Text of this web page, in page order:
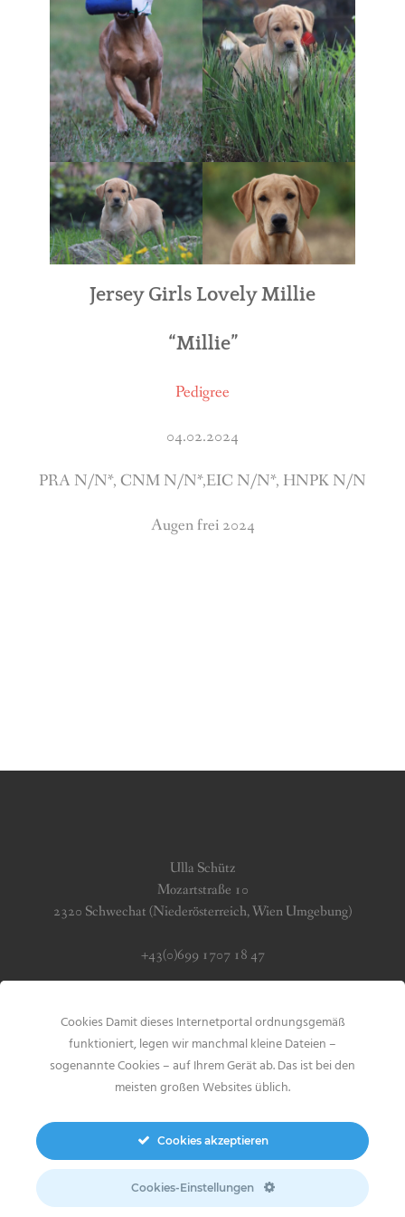
BREEDING
CONTACT
Jersey Girls Lovely Millie
“Millie”
Pedigree
04.02.2024
PRA N/N*, CNM N/N*,EIC N/N*, HNPK N/N
Augen frei 2024
Ulla Schütz
Mozartstraße 10
2320 Schwechat (Niederösterreich, Wien Umgebung)
+43(0)699 1707 18 47
Impressum & Datenschutz
Search
for:
Cookies Damit dieses Internetportal ordnungsgemäß
funktioniert, legen wir manchmal kleine Dateien –
sogenannte Cookies – auf Ihrem Gerät ab. Das ist bei den
meisten großen Websites üblich.
Cookies akzeptieren
Cookies-Einstellungen